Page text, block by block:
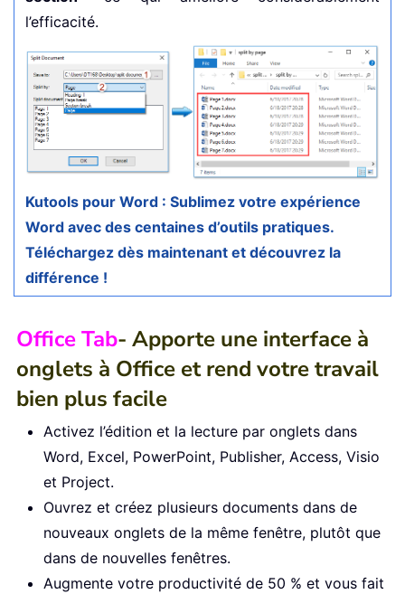
l’efficacité.
Kutools pour Word : Sublimez votre expérience
Word avec des centaines d’outils pratiques.
Téléchargez dès maintenant et découvrez la
différence !
Office Tab- Apporte une interface à
onglets à Office et rend votre travail
bien plus facile
Activez l’édition et la lecture par onglets dans
Word, Excel, PowerPoint, Publisher, Access, Visio
et Project.
Ouvrez et créez plusieurs documents dans de
nouveaux onglets de la même fenêtre, plutôt que
dans de nouvelles fenêtres.
Augmente votre productivité de 50 % et vous fait